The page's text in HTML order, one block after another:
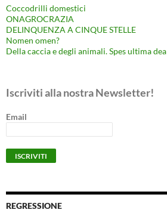
Coccodrilli domestici
ONAGROCRAZIA
DELINQUENZA A CINQUE STELLE
Nomen omen?
Della caccia e degli animali. Spes ultima dea
Iscriviti alla nostra Newsletter!
Email
REGRESSIONE